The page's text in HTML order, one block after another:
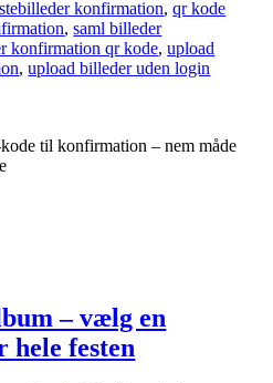
konfirmation,qr kode
,saml billeder
konfirmation qr kode,upload
,upload billeder uden login
til konfirmation – nem måde
– vælg en
hele festen